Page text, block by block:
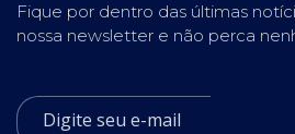
Fique por dentro das últimas
nossa newsletter e não perca